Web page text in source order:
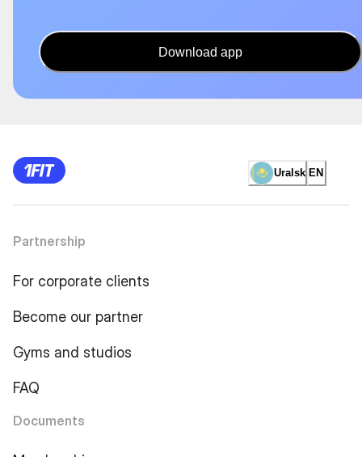
Download app
Uralsk EN
Partnership
For corporate clients
Become our partner
Gyms and studios
FAQ
Documents